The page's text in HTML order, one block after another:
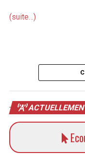
(suite…)